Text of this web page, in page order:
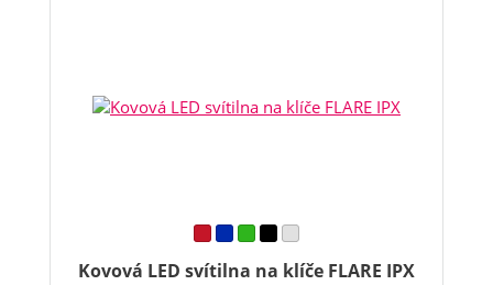
Kovová LED svítilna na klíče FLARE IPX